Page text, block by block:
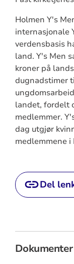
Holmen Y's
internasjonale
verdensbasis
land. Y's Men
kroner på
dugnadstimer
landet, fordelt
medlemmer.
dag utgjør
medlemmene i
Del
Dokumenter